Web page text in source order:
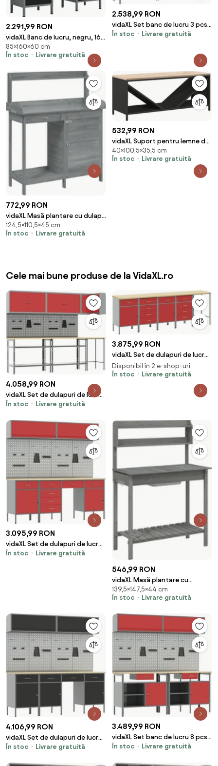
2.291,99 RON
vidaXL Banc de lucru, negru, 160
x 60 x 85 cm, oțel
85×160×60 cm
În stoc
Livrare gratuită
2.538,99 RON
vidaXL Set banc de lucru 3 pcs
Roșu și gri Oțel vopsit
În stoc Livrare gratuită
772,99 RON
vidaXL Masă plantare cu dulap,
gri, 110,5x45x124,5 cm lemn
masiv brad
124,5×110,5×45 cm
În stoc
Livrare gratuită
532,99 RON
vidaXL Suport pentru lemne de
foc cu blat lemn negru
100,5x35,5x40 cm
40×100,5×35,5 cm
În stoc
Livrare gratuită
Cele mai bune produse de la VidaXL.ro
4.058,99 RON
vidaXL Set de dulapuri de lucru
cu raft Manual 10 pcs Roșu și gri
În stoc Livrare gratuită
3.875,99 RON
vidaXL Set de dulapuri de lucru
cu sertar Manual 5 pcs Roșu și
gri
Disponibil în 2 e-shop-uri
În stoc
Livrare gratuită
3.095,99 RON
vidaXL Set de dulapuri de lucru
cu sertar cu depozitare 8 pcs
În stoc Livrare gratuită
546,99 RON
vidaXL Masă plantare cu
chiuvetă gri 147,5x44x139,5cm
lemn masiv brad
139,5×147,5×44 cm
În stoc
Livrare gratuită
4.106,99 RON
vidaXL Set de dulapuri de lucru
cu sertar cu depozitare 10 pcs
În stoc Livrare gratuită
3.489,99 RON
vidaXL Set banc de lucru 8 pcs
Roșu și gri Oțel vopsit
În stoc Livrare gratuită